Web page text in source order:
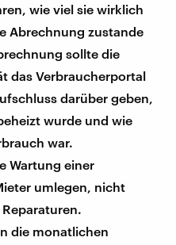
wie viel sie wirklich
Abrechnung zustande
sollte die
das Verbraucherportal
darüber geben,
wurde und wie
war.
Wartung einer
umlegen, nicht
die monatlichen